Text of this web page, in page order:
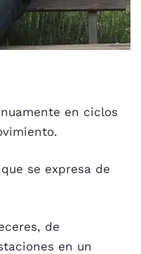
en ciclos
se expresa de
de
en un